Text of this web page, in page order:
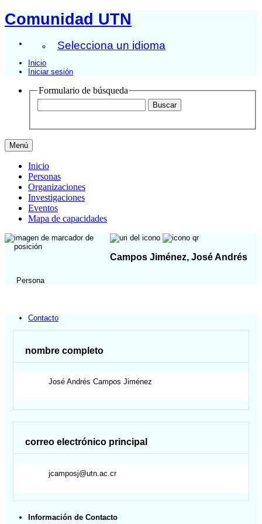
Comunidad UTN
Selecciona un idioma
Inicio
Iniciar sesión
Formulario de búsqueda
Menú
Inicio
Personas
Organizaciones
Investigaciones
Eventos
Mapa de capacidades
Campos Jiménez, José Andrés
Persona
Contacto
nombre completo
José Andrés Campos Jiménez
correo electrónico principal
jcamposj@utn.ac.cr
Información de Contacto